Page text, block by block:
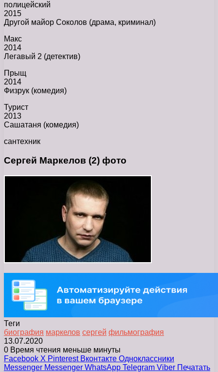
полицейский
2015
Другой майор Соколов (драма, криминал)
Макс
2014
Легавый 2 (детектив)
Прыщ
2014
Физрук (комедия)
Турист
2013
Сашатаня (комедия)
сантехник
Сергей Маркелов (2) фото
Теги
биография маркелов сергей фильмография
13.07.2020
0 Время чтения меньше минуты
Facebook X Pinterest Вконтакте Одноклассники
Messenger Messenger WhatsApp Telegram Viber Печатать